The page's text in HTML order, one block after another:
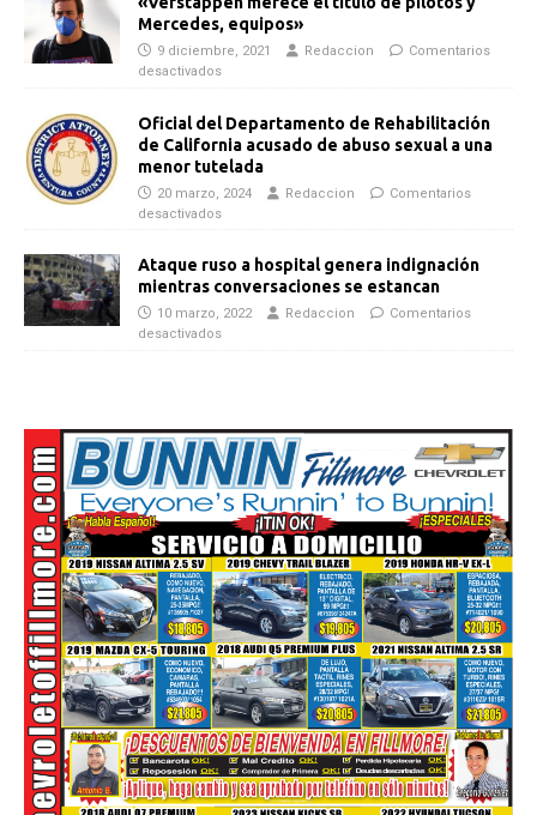
Mercedes, equipos»
9 diciembre, 2021 Redaccion
Comentarios
desactivados
Oficial del Departamento de Rehabilitación
de California acusado de abuso sexual a una
menor tutelada
20 marzo, 2024 Redaccion
Comentarios
desactivados
Ataque ruso a hospital genera indignación
mientras conversaciones se estancan
10 marzo, 2022 Redaccion
Comentarios
desactivados